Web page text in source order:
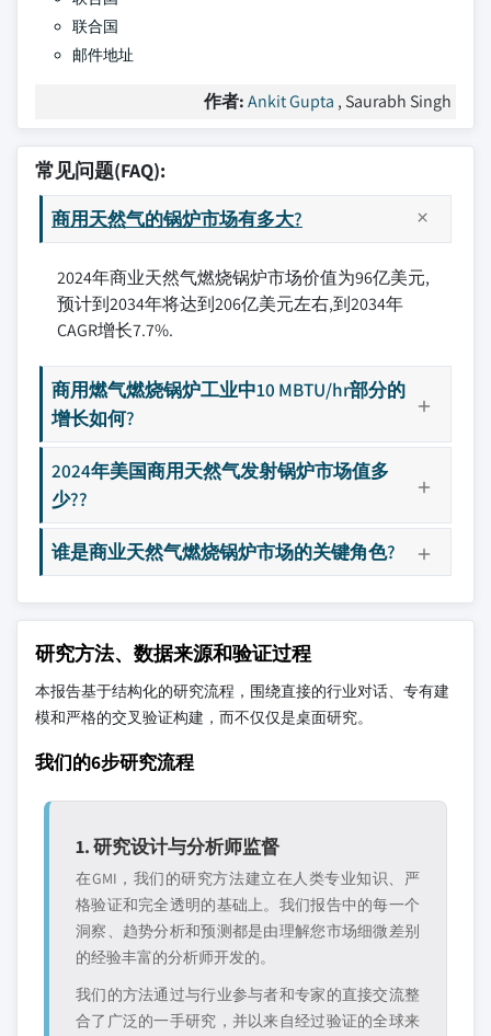
联合国
邮件地址
作者:Ankit Gupta , Saurabh Singh
常见问题(FAQ):
商用天然气的锅炉市场有多大?
2024年商业天然气燃烧锅炉市场价值为96亿美元,
预计到2034年将达到206亿美元左右,到2034年
CAGR增长7.7%.
商用燃气燃烧锅炉工业中10 MBTU/hr部分的
增长如何?
2024年美国商用天然气发射锅炉市场值多
少??
谁是商业天然气燃烧锅炉市场的关键角色?
研究方法、数据来源和验证过程
本报告基于结构化的研究流程，围绕直接的行业对话、专有建
模和严格的交叉验证构建，而不仅仅是桌面研究。
我们的6步研究流程
1. 研究设计与分析师监督
在GMI，我们的研究方法建立在人类专业知识、严
格验证和完全透明的基础上。我们报告中的每一个
洞察、趋势分析和预测都是由理解您市场细微差别
的经验丰富的分析师开发的。
我们的方法通过与行业参与者和专家的直接交流整
合了广泛的一手研究，并以来自经过验证的全球来